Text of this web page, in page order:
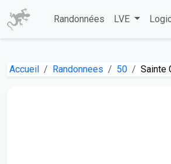
Randonnées LVE
Accueil Randonnees 50 Sainte